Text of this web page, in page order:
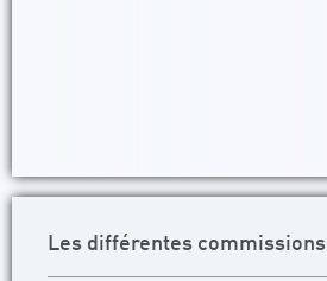
Les différentes commissions